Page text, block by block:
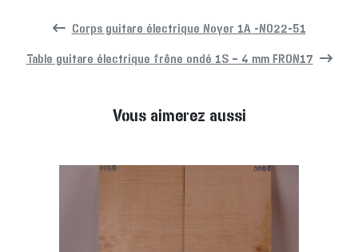
Corps guitare électrique Noyer 1A -NO22-51
Table guitare électrique frêne ondé 1S – 4 mm FRON17
Vous aimerez aussi